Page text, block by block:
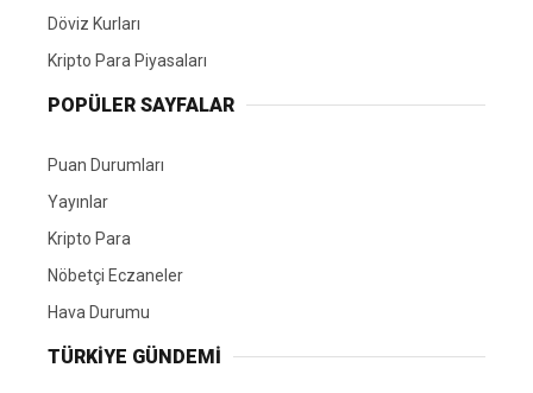
Döviz Kurları
Kripto Para Piyasaları
POPÜLER SAYFALAR
Puan Durumları
Yayınlar
Kripto Para
Nöbetçi Eczaneler
Hava Durumu
TÜRKIYE GÜNDEMI